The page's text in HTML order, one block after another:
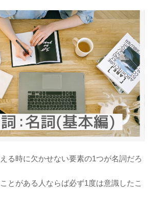
る時に欠かせない要素の1つが名詞だろ
とがある人ならば必ず1度は意識したこ